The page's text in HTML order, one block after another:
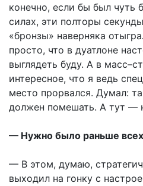
конечно, если бы был чуть
силах, эти полторы
«бронзы» наверняка
просто, что в дуатлоне
выглядеть буду. А в
интересное, что я ведь
место прорвался. Думал:
должен помешать. А тут —
— Нужно было раньше
— В этом, думаю,
выходил на гонку с